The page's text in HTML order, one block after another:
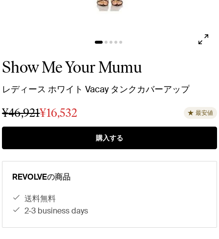
Show Me Your Mumu
レディース ホワイト Vacay タンクカバーアップ
¥46,921¥16,532 最安値
購入する
REVOLVEの商品
送料無料
2-3 business days